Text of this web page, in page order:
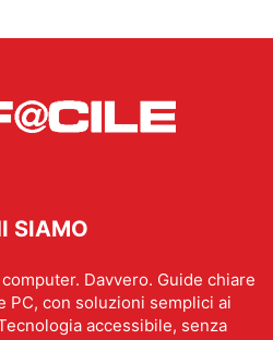
SIAMO
Davvero. Guide chiare
PC, con soluzioni semplici ai
accessibile, senza